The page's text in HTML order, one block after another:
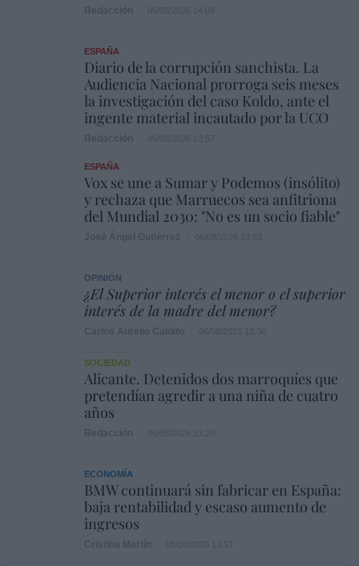
ESPAÑA
Diario de la corrupción sanchista. La
Audiencia Nacional prorroga seis meses
la investigación del caso Koldo, ante el
ingente material incautado por la UCO
ESPAÑA
Vox se une a Sumar y Podemos (insólito)
y rechaza que Marruecos sea anfitriona
del Mundial 2030: "No es un socio fiable"
OPINIÓN
¿El Superior interés el menor o el superior
interés de la madre del menor?
SOCIEDAD
Alicante. Detenidos dos marroquíes que
pretendían agredir a una niña de cuatro
años
ECONOMÍA
BMW continuará sin fabricar en España:
baja rentabilidad y escaso aumento de
ingresos